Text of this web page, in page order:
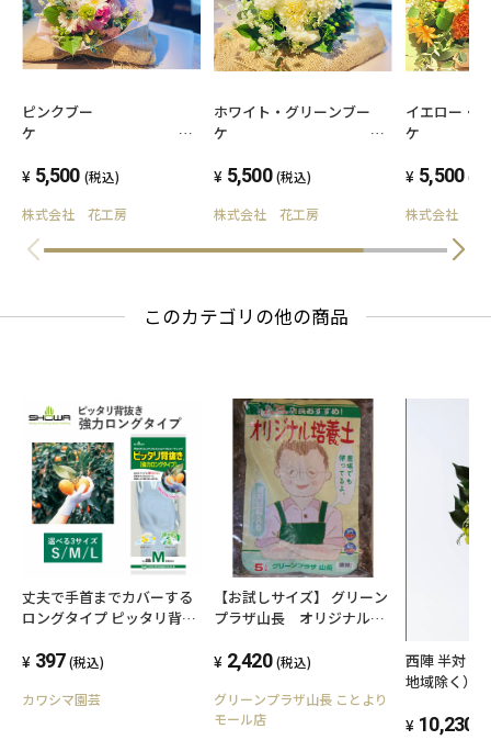
ピンクブー
ケ
5,500 (税込)
株式会社 花工房
ホワイト・グリーンブー
5,500 (税込)
株式会社 花工房
イエロー・
5,500 (税
株式会社 花
このカテゴリの他の商品
丈夫で手首までカバーする
ロングタイプ ピッタリ背抜
397 (税込)
カワシマ園芸
【お試しサイズ】 グリーン
プラザ山長 オリジナル培
リットル 2袋販売 寄せ植え
2,420 (税込)
グリーンプラザ山長 ことより
モール店
西陣 半対【
地域除く）】
10,230